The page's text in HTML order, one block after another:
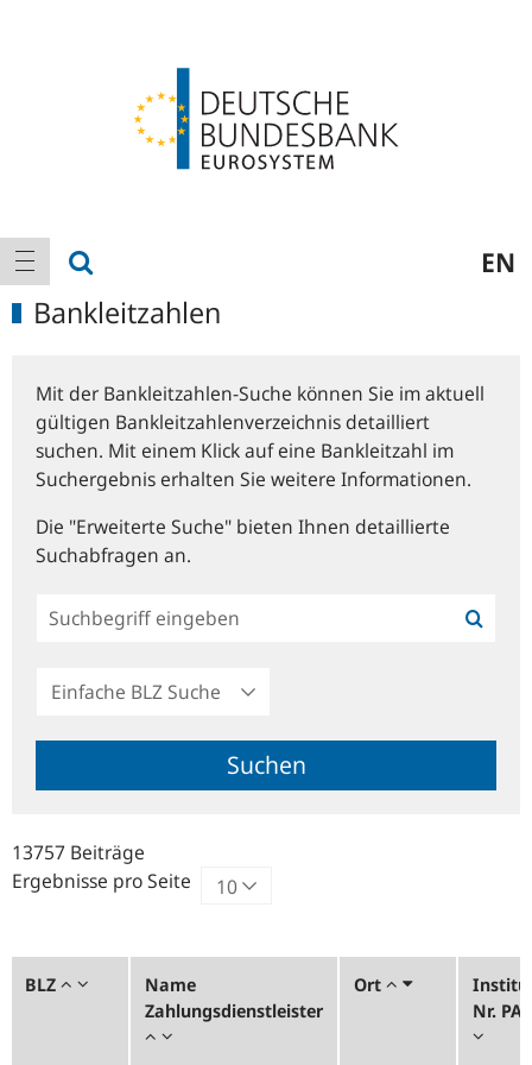
Hauptnavigation
Navigation anzeigen EN
Bankleitzahlen
Mit der Bankleitzahlen-Suche können Sie im aktuell
gültigen Bankleitzahlenverzeichnis detailliert
suchen. Mit einem Klick auf eine Bankleitzahl im
Suchergebnis erhalten Sie weitere Informationen.
Die "Erweiterte Suche" bieten Ihnen detaillierte
Suchabfragen an.
Einfache
Suche
Suchen
13757 Beiträge
Ergebnisse pro Seite
BLZ
Name
Zahlungsdienstleister
Ort
Nr.